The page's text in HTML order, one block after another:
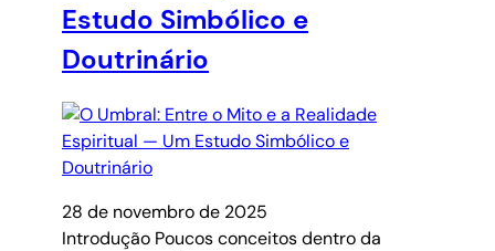
Estudo Simbólico e
Doutrinário
28 de novembro de 2025
Introdução Poucos conceitos dentro da